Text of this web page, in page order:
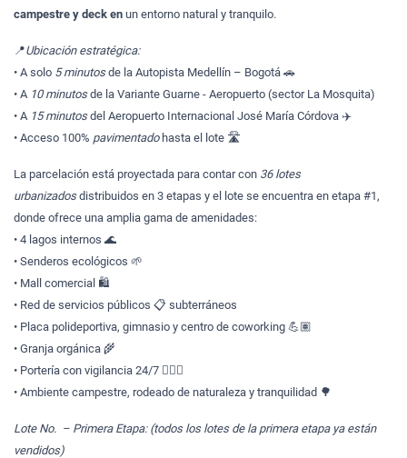
campestre y deck en un entorno natural y tranquilo.
📍Ubicación estratégica:
• A solo 5 minutosde la Autopista Medellín – Bogotá 🚗
• A 10 minutosde la Variante Guarne - Aeropuerto (sector La Mosquita)
• A 15 minutosdel Aeropuerto Internacional José María Córdova ✈️
• Acceso 100% pavimentadohasta el lote 🛣️
La parcelación está proyectada para contar con 36 lotes
urbanizadosdistribuidos en 3 etapas y el lote se encuentra en etapa #1,
donde ofrece una amplia gama de amenidades:
• 4 lagos internos 🌊
• Senderos ecológicos 🌱
• Mall comercial 🛍️
• Red de servicios públicos 📋 subterráneos
• Placa polideportiva, gimnasio y centro de coworking 💪🏽
• Granja orgánica 🌾
• Portería con vigilancia 24/7 👮🏻‍♂️
• Ambiente campestre, rodeado de naturaleza y tranquilidad 🌳
Lote No. – Primera Etapa: (todos los lotes de la primera etapa ya están
vendidos)